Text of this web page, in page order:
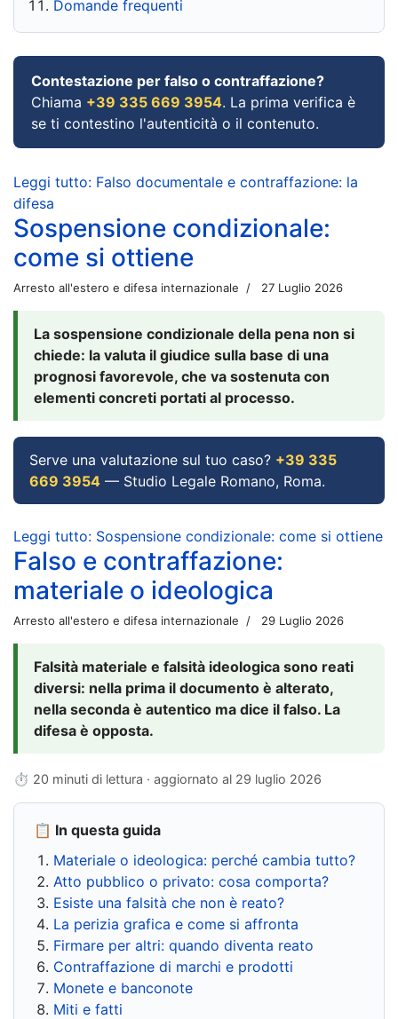
Domande frequenti
Contestazione per falso o contraffazione?
Chiama +39 335 669 3954. La prima verifica è
se ti contestino l'autenticità o il contenuto.
Leggi tutto: Falso documentale e contraffazione: la
difesa
Sospensione condizionale:
come si ottiene
Arresto all'estero e difesa internazionale 27 Luglio 2026
La sospensione condizionale della pena non si
chiede: la valuta il giudice sulla base di una
prognosi favorevole, che va sostenuta con
elementi concreti portati al processo.
Serve una valutazione sul tuo caso? +39 335
669 3954 — Studio Legale Romano, Roma.
Leggi tutto: Sospensione condizionale: come si ottiene
Falso e contraffazione:
materiale o ideologica
Arresto all'estero e difesa internazionale 29 Luglio 2026
Falsità materiale e falsità ideologica sono reati
diversi: nella prima il documento è alterato,
nella seconda è autentico ma dice il falso. La
difesa è opposta.
⏱ 20 minuti di lettura · aggiornato al 29 luglio 2026
📋 In questa guida
Materiale o ideologica: perché cambia tutto?
Atto pubblico o privato: cosa comporta?
Esiste una falsità che non è reato?
La perizia grafica e come si affronta
Firmare per altri: quando diventa reato
Contraffazione di marchi e prodotti
Monete e banconote
Miti e fatti